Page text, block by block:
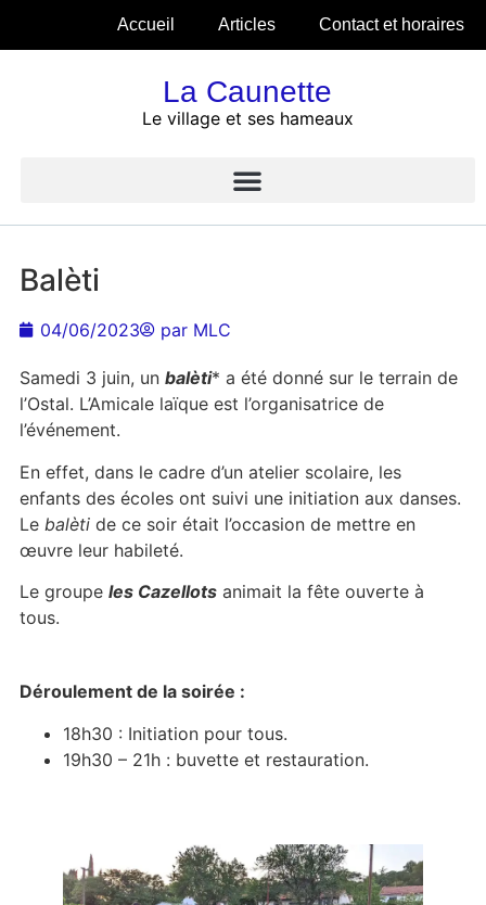
Accueil Articles Contact et horaires
La Caunette
Le village et ses hameaux
Balèti
04/06/2023 parMLC
Samedi 3 juin, un balèti* a été donné sur le terrain de
l’Ostal. L’Amicale laïque est l’organisatrice de
l’événement.
En effet, dans le cadre d’un atelier scolaire, les
enfants des écoles ont suivi une initiation aux danses.
Le balètide ce soir était l’occasion de mettre en
œuvre leur habileté.
Le groupe les Cazellotsanimait la fête ouverte à
tous.
Déroulement de la soirée :
18h30 : Initiation pour tous.
19h30 – 21h : buvette et restauration.